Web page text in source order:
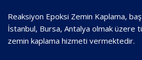
Reaksiyon Epoksi Zemin Kaplama,
İstanbul, Bursa, Antalya olmak üzere
zemin kaplama hizmeti vermektedir.